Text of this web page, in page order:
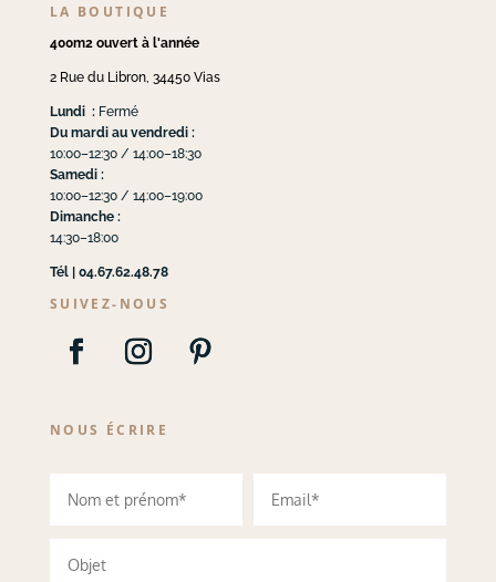
LA BOUTIQUE
400m2 ouvert à l'année
2 Rue du Libron, 34450 Vias
Lundi :Fermé
Du mardi au vendredi :
10:00–12:30 / 14:00–18:30
Samedi :
10:00–12:30 / 14:00–19:00
Dimanche :
14:30–18:00
Tél | 04.67.62.48.78
SUIVEZ-NOUS
NOUS ÉCRIRE